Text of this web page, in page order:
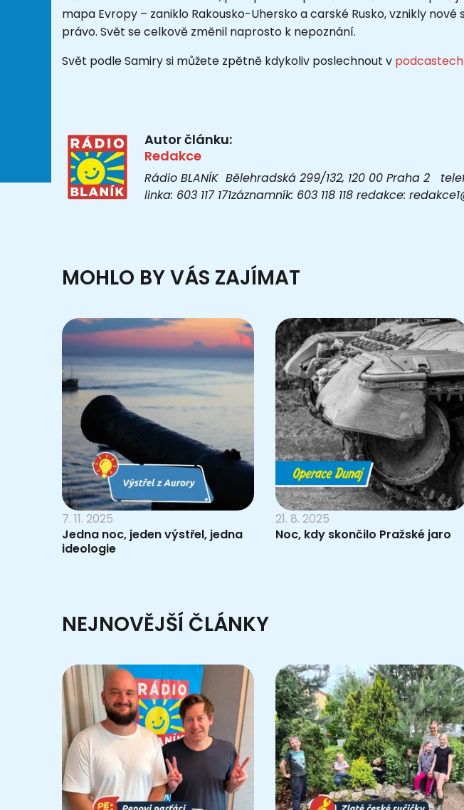
mapa Evropy – zaniklo Rakousko-Uhersko a carské Rusko, vznikly
právo. Svět se celkově změnil naprosto k nepoznání.
Svět podle Samiry si můžete zpětně kdykoliv poslechnout v podcastech
Autor článku:
Redakce
Rádio BLANÍK Bělehradská 299/132, 120 00 Praha 2
linka: 603 117 171záznamník: 603 118 118 redakce:
MOHLO BY VÁS ZAJÍMAT
7. 11. 2025
Jedna noc, jeden výstřel, jedna
ideologie
21. 8. 2025
Noc, kdy skončilo Pražské jaro
NEJNOVĚJŠÍ ČLÁNKY